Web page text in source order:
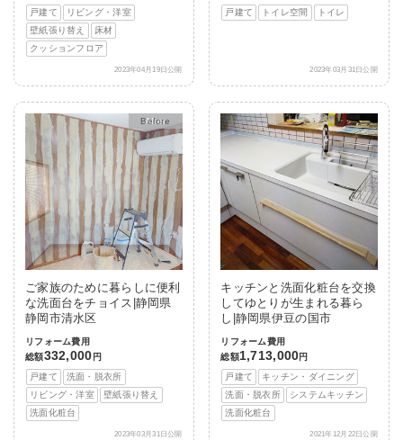
戸建て
リビング・洋室
壁紙張り替え
床材
クッションフロア
2023年04月19日公開
戸建て
トイレ空間 トイレ
2023年03月31日公開
After
ご家族のために暮らしに便利
な洗面台をチョイス|静岡県
静岡市清水区
リフォーム費用
総額332,000 円
戸建て
洗面・脱衣所
リビング・洋室
壁紙張り替え
洗面化粧台
2023年03月31日公開
キッチンと洗面化粧台を交換
してゆとりが生まれる暮ら
し|静岡県伊豆の国市
リフォーム費用
総額1,713,000円
戸建て
キッチン・ダイニング
洗面・脱衣所
システムキッチン
洗面化粧台
2021年12月22日公開